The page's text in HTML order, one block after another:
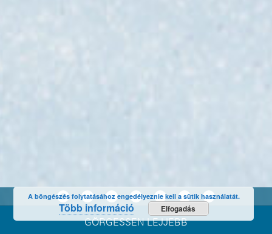
GÖRGESSEN LEJJEBB
A böngészés folytatásához engedélyeznie kell a sütik használatát.
Több információ Elfogadás